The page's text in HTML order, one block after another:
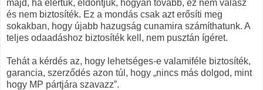
majd, ha elértük, eldöntjük, hogyan tovább, ez nem válasz
és nem biztosíték. Ez a mondás csak azt erősíti meg
sokakban, hogy újabb hazugság cunamira számíthatunk. A
teljes odaadáshoz biztosíték kell, nem pusztán ígéret.
Tehát a kérdés az, hogy lehetséges-e valamiféle biztosíték,
garancia, szerződés azon túl, hogy „nincs más dolgod, mint
hogy MP pártjára szavazz”.